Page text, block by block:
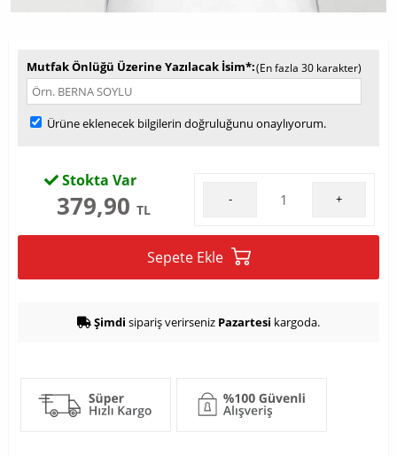
Mutfak Önlüğü Üzerine Yazılacak İsim* (En fazla 30 karakter)
Ürüne eklenecek bilgilerin doğruluğunu onaylıyorum.
Stokta Var
379,90 TL
- +
Sepete Ekle
Şimdi sipariş verirseniz Pazartesi kargoda.